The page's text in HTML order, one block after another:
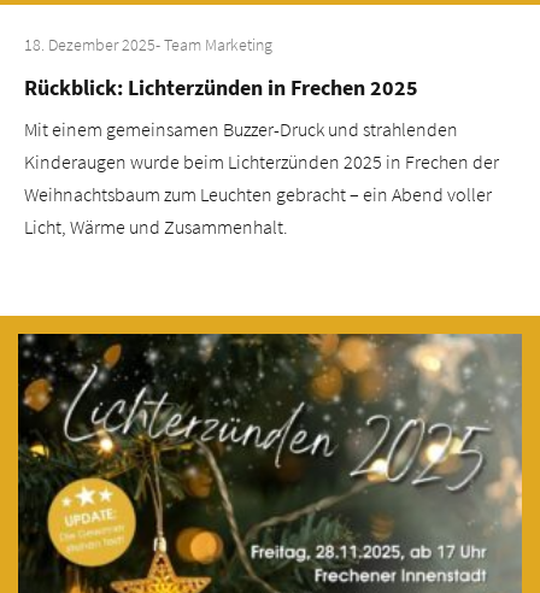
18. Dezember 2025- Team Marketing
Rückblick: Lichterzünden in Frechen 2025
Mit einem gemeinsamen Buzzer-Druck und strahlenden
Kinderaugen wurde beim Lichterzünden 2025 in Frechen der
Weihnachtsbaum zum Leuchten gebracht – ein Abend voller
Licht, Wärme und Zusammenhalt.